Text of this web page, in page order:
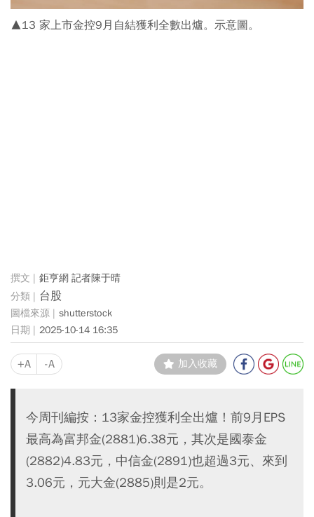
▲13 家上市金控9月自結獲利全數出爐。示意圖。
鉅亨網 記者陳于晴
台股
shutterstock
2025-10-14 16:35
+A -A 加入收藏
今周刊編按：13家金控獲利全出爐！前9月EPS
最高為富邦金(2881)6.38元，其次是國泰金
(2882)4.83元，中信金(2891)也超過3元、來到
3.06元，元大金(2885)則是2元。